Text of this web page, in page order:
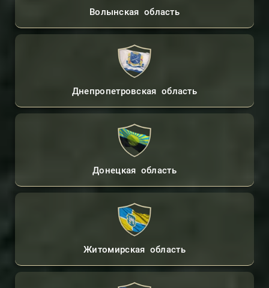
Волынская область
Днепропетровская область
Донецкая область
Житомирская область